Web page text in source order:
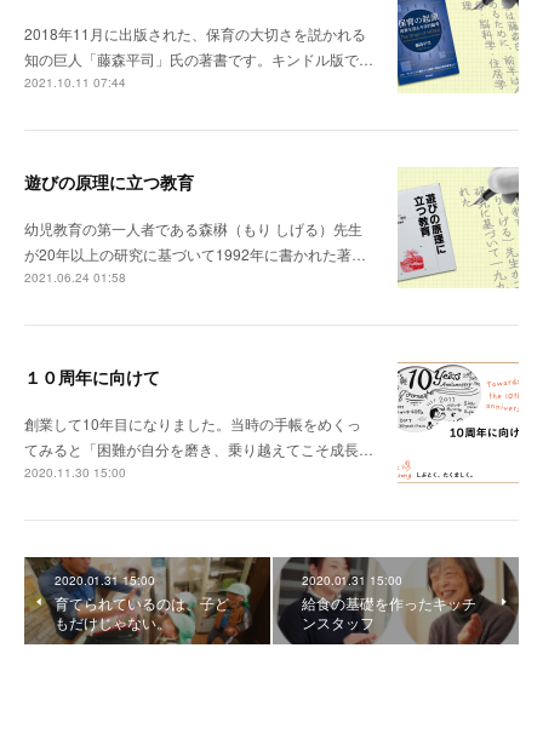
2018年11月に出版された、保育の大切さを説かれる
知の巨人「藤森平司」氏の著書です。キンドル版で…
2021.10.11 07:44
遊びの原理に立つ教育
幼児教育の第一人者である森楙（もり しげる）先生
が20年以上の研究に基づいて1992年に書かれた著…
2021.06.24 01:58
１０周年に向けて
創業して10年目になりました。当時の手帳をめくっ
てみると「困難が自分を磨き、乗り越えてこそ成長…
2020.11.30 15:00
2020.01.31 15:00
育てられているのは、子ど
もだけじゃない。
2020.01.31 15:00
給食の基礎を作ったキッチ
ンスタッフ